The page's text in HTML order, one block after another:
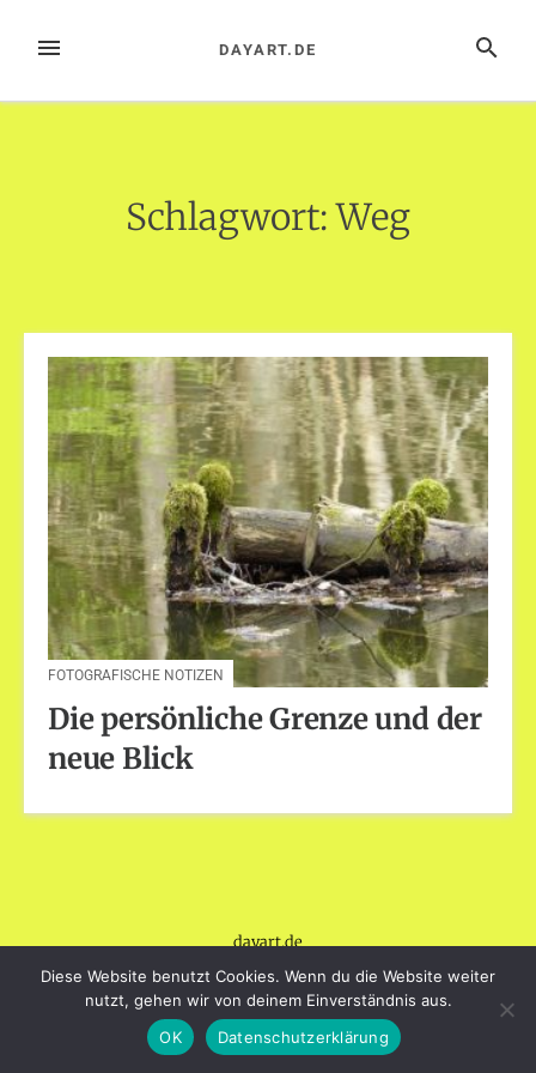
InhaltMENÜ SUCHE
DAYART.DE
Schlagwort:Weg
FOTOGRAFISCHE NOTIZEN
Die persönliche Grenze und der
neue Blick
dayart.de
BlogOnYourOwn.com.
Diese Website benutzt Cookies. Wenn du die Website weiter
nutzt, gehen wir von deinem Einverständnis aus.
OK
Datenschutzerklärung